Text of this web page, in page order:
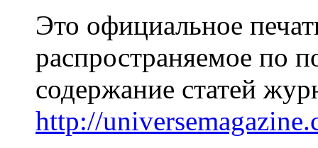
Это официальное
распространяемое по
содержание статей
http://